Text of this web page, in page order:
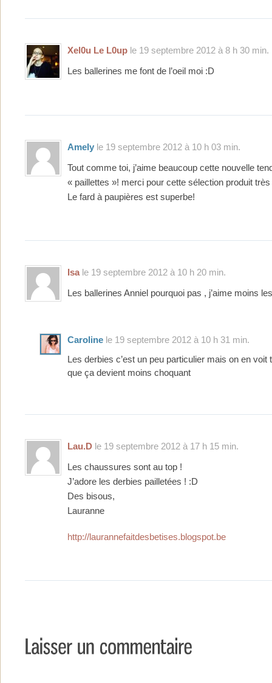
Xel0u Le L0up le 19 septembre 2012 à 8 h 30 min.
Les ballerines me font de l’oeil moi :D
Amely le 19 septembre 2012 à 10 h 03 min.
Tout comme toi, j’aime beaucoup cette nouvelle
« paillettes »! merci pour cette sélection produit
Le fard à paupières est superbe!
Isale 19 septembre 2012 à 10 h 20 min.
Les ballerines Anniel pourquoi pas , j’aime moins
Caroline le 19 septembre 2012 à 10 h 31 min.
Les derbies c’est un peu particulier mais on en voit
que ça devient moins choquant
Lau.D le 19 septembre 2012 à 17 h 15 min.
Les chaussures sont au top !
J’adore les derbies pailletées ! :D
Des bisous,
Lauranne
http://laurannefaitdesbetises.blogspot.be